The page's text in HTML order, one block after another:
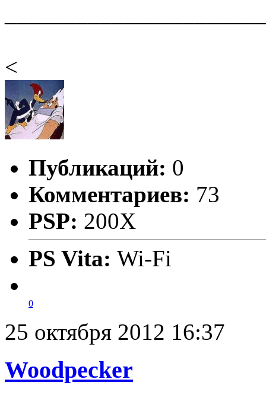
<
Публикаций: 0
Комментариев: 73
PSP: 200X
PS Vita: Wi-Fi
0
25 октября 2012 16:37
Woodpecker